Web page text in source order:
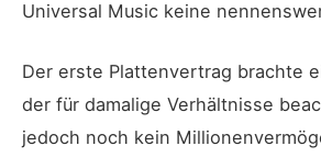
Universal Music keine
Der erste Plattenvertrag brachte
der für damalige Verhältnisse
jedoch noch kein